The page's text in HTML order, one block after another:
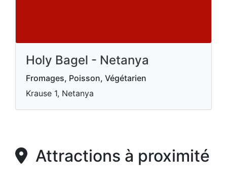
Holy Bagel - Netanya
Fromages, Poisson, Végétarien
Krause 1, Netanya
Attractions à proximité